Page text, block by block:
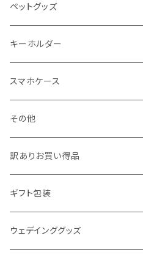
ジュエリーポーチ
シール・ステッカー
月謝袋・封筒
ドアステッカー
しおり
クリスマス雑貨
ペットグッズ
キーホルダー
スマホケース
その他
訳ありお買い得品
ギフト包装
ウェデインググッズ